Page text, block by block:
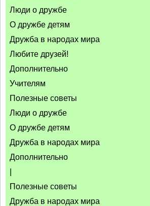
Люди о дружбе
О дружбе детям
Дружба в народах мира
Любите друзей!
Дополнительно
Учителям
Полезные советы
Люди о дружбе
О дружбе детям
Дружба в народах мира
Дополнительно
Полезные советы
Дружба в народах мира